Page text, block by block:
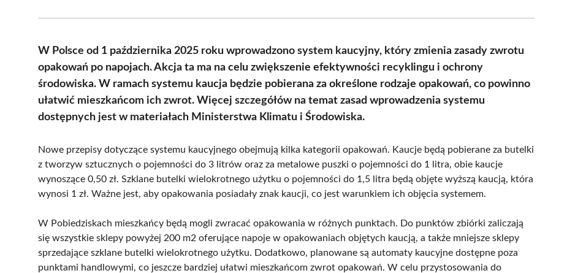
(Twitter)
W Polsce od 1 października 2025 roku wprowadzono system kaucyjny, który zmienia zasady zwrotu
opakowań po napojach. Akcja ta ma na celu zwiększenie efektywności recyklingu i ochrony
środowiska. W ramach systemu kaucja będzie pobierana za określone rodzaje opakowań, co powinno
ułatwić mieszkańcom ich zwrot. Więcej szczegółów na temat zasad wprowadzenia systemu
dostępnych jest w materiałach Ministerstwa Klimatu i Środowiska.
Nowe przepisy dotyczące systemu kaucyjnego obejmują kilka kategorii opakowań. Kaucje będą pobierane za butelki
z tworzyw sztucznych o pojemności do 3 litrów oraz za metalowe puszki o pojemności do 1 litra, obie kaucje
wynoszące 0,50 zł. Szklane butelki wielokrotnego użytku o pojemności do 1,5 litra będą objęte wyższą kaucją, która
wynosi 1 zł. Ważne jest, aby opakowania posiadały znak kaucji, co jest warunkiem ich objęcia systemem.
W Pobiedziskach mieszkańcy będą mogli zwracać opakowania w różnych punktach. Do punktów zbiórki zaliczają
się wszystkie sklepy powyżej 200 m2 oferujące napoje w opakowaniach objętych kaucją, a także mniejsze sklepy
sprzedające szklane butelki wielokrotnego użytku. Dodatkowo, planowane są automaty kaucyjne dostępne poza
punktami handlowymi, co jeszcze bardziej ułatwi mieszkańcom zwrot opakowań. W celu przystosowania do